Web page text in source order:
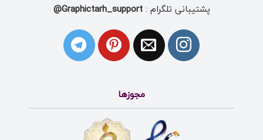
پشتیبانی تلگرام :Graphictarh_support@
مجوزها